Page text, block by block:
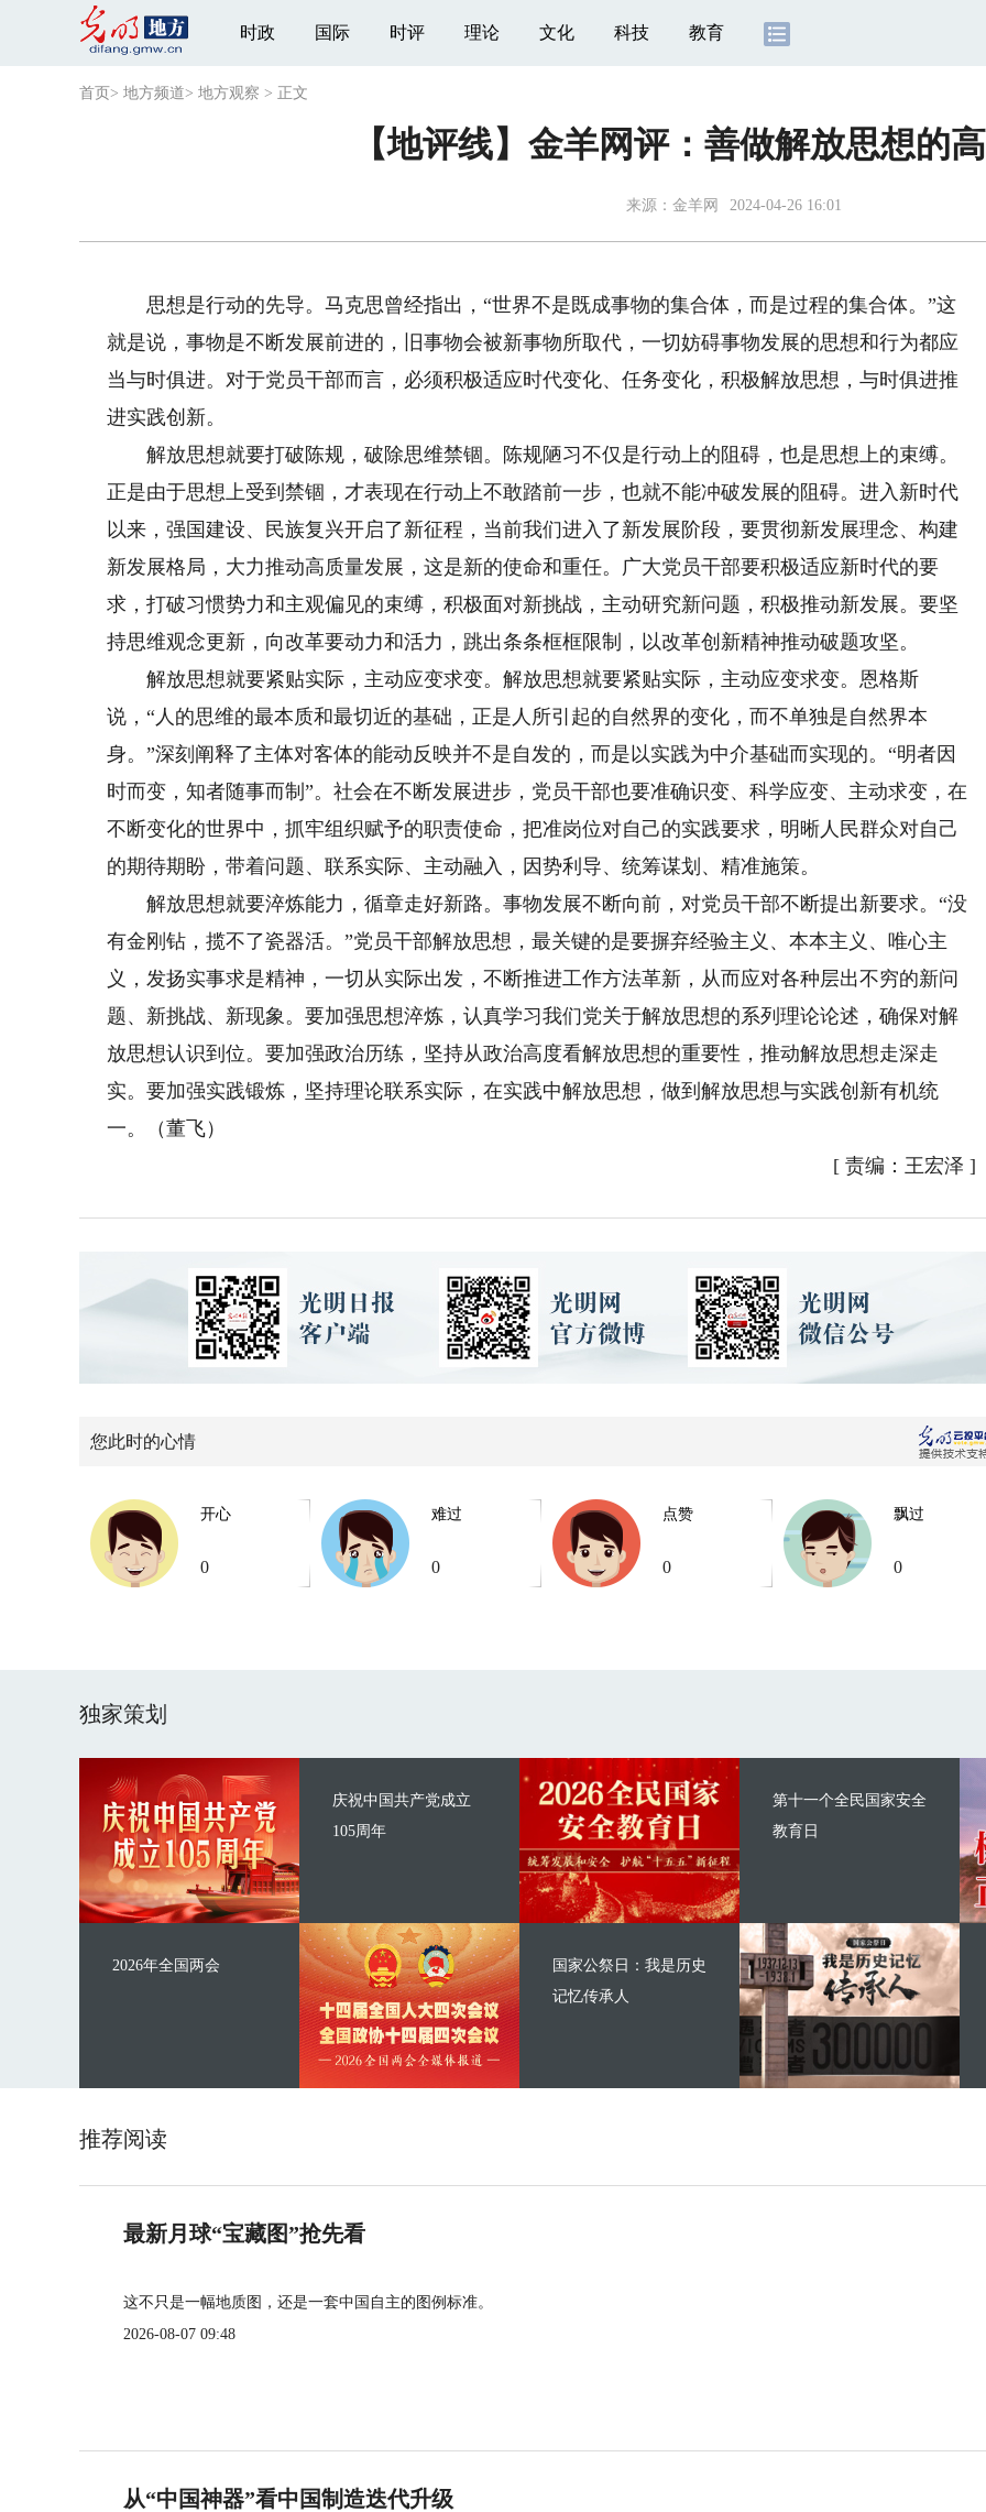
时政 国际 时评 理论 文化 科技 教育
首页 > 地方频道> 地方观察 > 正文
【地评线】金羊网评：善做解放思想的
来源： 金羊网 2024-04-26 16:01
思想是行动的先导。马克思曾经指出，“世界不是既成事物的集合体，而是过程的集合体。”这
就是说，事物是不断发展前进的，旧事物会被新事物所取代，一切妨碍事物发展的思想和行为都应
当与时俱进。对于党员干部而言，必须积极适应时代变化、任务变化，积极解放思想，与时俱进推
进实践创新。
解放思想就要打破陈规，破除思维禁锢。陈规陋习不仅是行动上的阻碍，也是思想上的束缚。
正是由于思想上受到禁锢，才表现在行动上不敢踏前一步，也就不能冲破发展的阻碍。进入新时代
以来，强国建设、民族复兴开启了新征程，当前我们进入了新发展阶段，要贯彻新发展理念、构建
新发展格局，大力推动高质量发展，这是新的使命和重任。广大党员干部要积极适应新时代的要
求，打破习惯势力和主观偏见的束缚，积极面对新挑战，主动研究新问题，积极推动新发展。要坚
持思维观念更新，向改革要动力和活力，跳出条条框框限制，以改革创新精神推动破题攻坚。
解放思想就要紧贴实际，主动应变求变。解放思想就要紧贴实际，主动应变求变。恩格斯
说，“人的思维的最本质和最切近的基础，正是人所引起的自然界的变化，而不单独是自然界本
身。”深刻阐释了主体对客体的能动反映并不是自发的，而是以实践为中介基础而实现的。“明者因
时而变，知者随事而制”。社会在不断发展进步，党员干部也要准确识变、科学应变、主动求变，在
不断变化的世界中，抓牢组织赋予的职责使命，把准岗位对自己的实践要求，明晰人民群众对自己
的期待期盼，带着问题、联系实际、主动融入，因势利导、统筹谋划、精准施策。
解放思想就要淬炼能力，循章走好新路。事物发展不断向前，对党员干部不断提出新要求。“没
有金刚钻，揽不了瓷器活。”党员干部解放思想，最关键的是要摒弃经验主义、本本主义、唯心主
义，发扬实事求是精神，一切从实际出发，不断推进工作方法革新，从而应对各种层出不穷的新问
题、新挑战、新现象。要加强思想淬炼，认真学习我们党关于解放思想的系列理论论述，确保对解
放思想认识到位。要加强政治历练，坚持从政治高度看解放思想的重要性，推动解放思想走深走
实。要加强实践锻炼，坚持理论联系实际，在实践中解放思想，做到解放思想与实践创新有机统
一。（董飞）
[ 责编：王宏泽 ]
您此时的心情
开心
0
难过
0
点赞
0
飘过
0
独家策划
庆祝中国共产党成立
105周年
2026年全国两会
第十一个全民国家安全
教育日
国家公祭日：我是历史
记忆传承人
推荐阅读
最新月球“宝藏图”抢先看
这不只是一幅地质图，还是一套中国自主的图例标准。
2026-08-07 09:48
从“中国神器”看中国制造迭代升级